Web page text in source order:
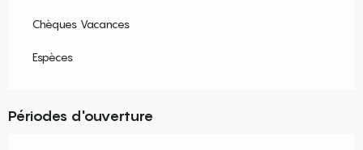
Chèques Vacances
Espèces
Périodes d'ouverture